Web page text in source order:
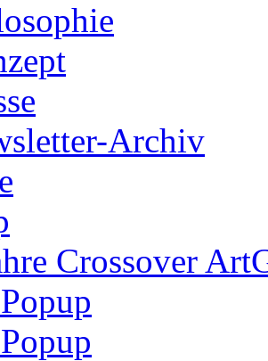
Archiv
Crossover